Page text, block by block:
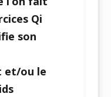
Qi
son
et/ou le